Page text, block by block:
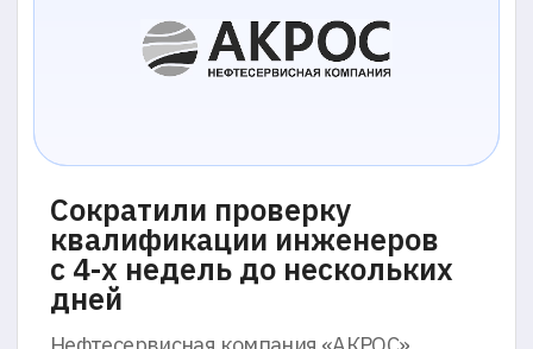
Открыть кейс →
Предотвратили списывание
и вернули контроль над
фондом оплаты труда
NDA